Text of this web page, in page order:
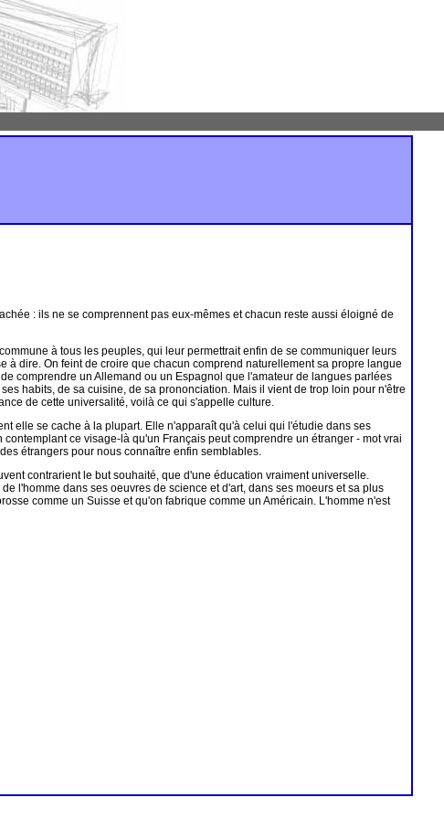
: ils ne se comprennent pas eux-mêmes et chacun reste aussi éloigné de
à tous les peuples, qui leur permettrait enfin de se communiquer leurs
dire. On feint de croire que chacun comprend naturellement sa propre langue
comprendre un Allemand ou un Espagnol que l'amateur de langues parlées
habits, de sa cuisine, de sa prononciation. Mais il vient de trop loin pour n'être
de cette universalité, voilà ce qui s'appelle culture.
elle se cache à la plupart. Elle n'apparaît qu'à celui qui l'étudie dans ses
ce visage-là qu'un Français peut comprendre un étranger - mot vrai
étrangers pour nous connaître enfin semblables.
contrarient le but souhaité, que d'une éducation vraiment universelle.
l'homme dans ses oeuvres de science et d'art, dans ses moeurs et sa plus
comme un Suisse et qu'on fabrique comme un Américain. L'homme n'est